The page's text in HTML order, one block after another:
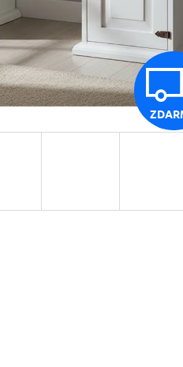
HOME SIL25
2 403 Kč
Původně: